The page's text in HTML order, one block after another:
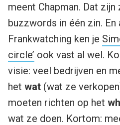
meent Chapman. Dat
buzzwords in één zin. En
Frankwatching ken je
circle’ ook vast al wel.
visie: veel bedrijven en
het wat (wat ze
moeten richten op het
wat ze doen. Kortom: